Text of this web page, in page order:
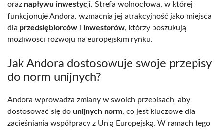
oraz napływu inwestycji. Strefa wolnocłowa, w której
funkcjonuje Andora, wzmacnia jej atrakcyjność jako miejsca
dla przedsiębiorców i inwestorów, którzy poszukują
możliwości rozwoju na europejskim rynku.
Jak Andora dostosowuje swoje przepisy
do norm unijnych?
Andora wprowadza zmiany w swoich przepisach, aby
dostosować się do unijnych norm, co jest kluczowe dla
zacieśniania współpracy z Unią Europejską. W ramach tego